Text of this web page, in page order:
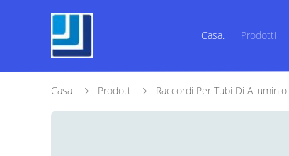
Casa. Prodotti
Casa Prodotti Raccordi Per Tubi Di Alluminio